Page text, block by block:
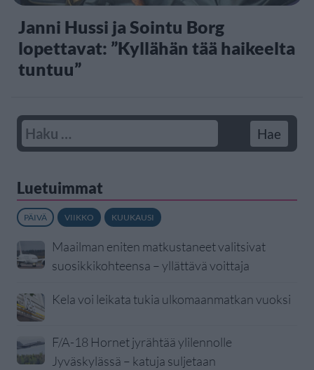
Janni Hussi ja Sointu Borg
lopettavat: ”Kyllähän tää haikeelta
tuntuu”
Luetuimmat
PÄIVÄ VIIKKO KUUKAUSI
Maailman eniten matkustaneet valitsivat
suosikkikohteensa – yllättävä voittaja
Kela voi leikata tukia ulkomaanmatkan vuoksi
F/A-18 Hornet jyrähtää ylilennolle
Jyväskylässä – katuja suljetaan